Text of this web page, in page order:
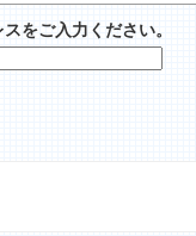
をご入力ください。